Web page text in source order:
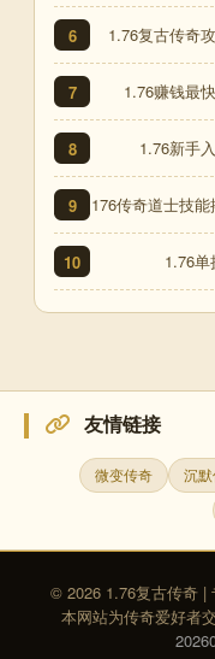
6 1.76复古传奇
7 1.76赚钱最
8 1.76新手
9 176传奇道士技
10 1.76
友情链接
微变传奇 沉
© 2026 1.76复古传奇 |
本网站为传奇爱好者